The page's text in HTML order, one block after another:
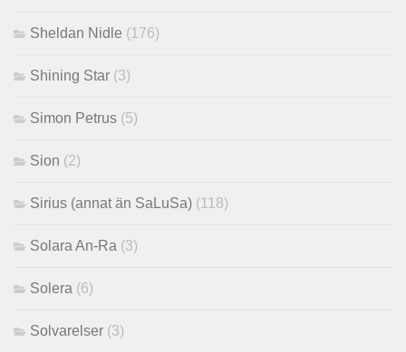
Sheldan Nidle (176)
Shining Star (3)
Simon Petrus (5)
Sion (2)
Sirius (annat än SaLuSa) (118)
Solara An-Ra (3)
Solera (6)
Solvarelser (3)